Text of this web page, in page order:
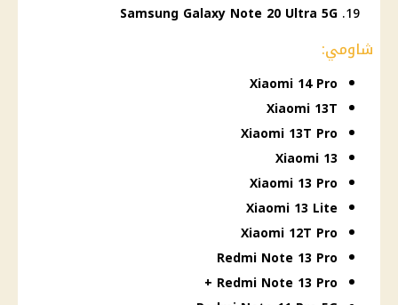
Samsung Galaxy Note 20 Ultra 5G
شاومي:
Xiaomi 14 Pro
Xiaomi 13T
Xiaomi 13T Pro
Xiaomi 13
Xiaomi 13 Pro
Xiaomi 13 Lite
Xiaomi 12T Pro
Redmi Note 13 Pro
Redmi Note 13 Pro +